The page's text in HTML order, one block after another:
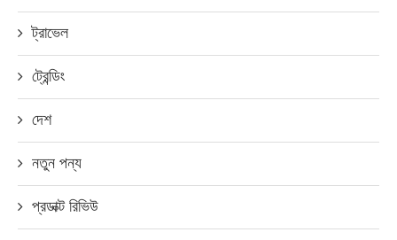
ট্রাভেল
ট্রেন্ডিং
দেশ
নতুন পন্য
প্রডাক্ট রিভিউ